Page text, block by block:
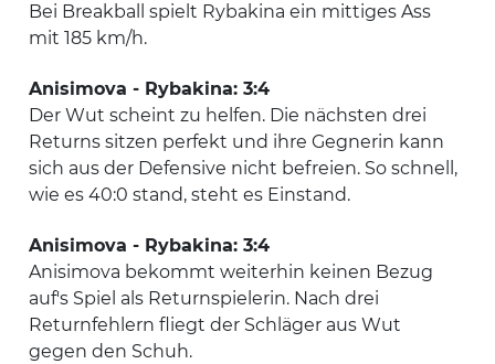
Bei Breakball spielt Rybakina ein mittiges Ass
mit 185 km/h.
Anisimova - Rybakina: 3:4
Der Wut scheint zu helfen. Die nächsten drei
Returns sitzen perfekt und ihre Gegnerin kann
sich aus der Defensive nicht befreien. So schnell,
wie es 40:0 stand, steht es Einstand.
Anisimova - Rybakina: 3:4
Anisimova bekommt weiterhin keinen Bezug
auf's Spiel als Returnspielerin. Nach drei
Returnfehlern fliegt der Schläger aus Wut
gegen den Schuh.